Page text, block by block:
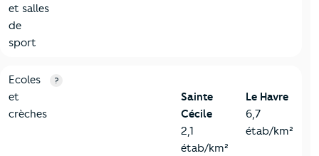
et salles
de
sport
4-Education
Critères
Ecoles
et
crèches
?
Sainte
Cécile
2,1
étab/km²
Le Havre
6,7
étab/km²